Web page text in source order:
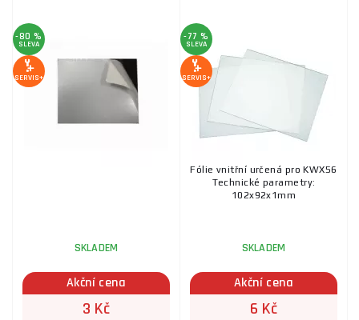
-80 %
SLEVA
SERVIS+
SKLADEM
Akční cena
3 Kč
-77 %
SLEVA
SERVIS+
Fólie vnitřní určená pro KWX56
Technické parametry:
102x92x1mm
SKLADEM
Akční cena
6 Kč